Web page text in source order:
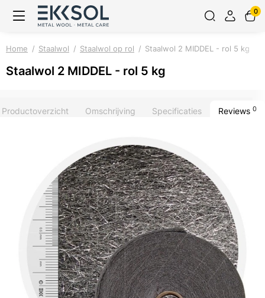
0
Home Staalwol Staalwol op rol Staalwol 2 MIDDEL - rol 5 kg
Staalwol 2 MIDDEL - rol 5 kg
Productoverzicht Omschrijving Specificaties Reviews 0